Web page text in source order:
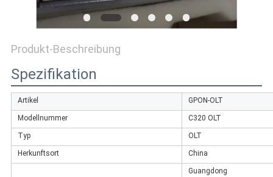
Produkt-Beschreibung
Spezifikation
Artikel GPON-OLT
Modellnummer C320 OLT
Typ OLT
Herkunftsort China
Guangdong